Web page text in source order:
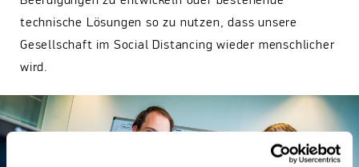
technische Lösungen so zu nutzen, dass unsere
Gesellschaft im Social Distancing wieder menschlicher
wird.